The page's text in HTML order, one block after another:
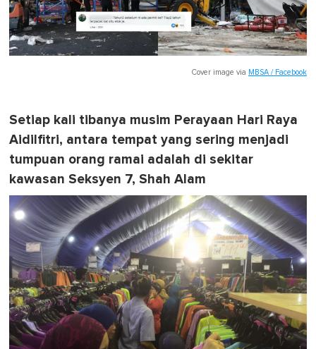
Cover image via MBSA / Facebook
Setiap kali tibanya musim Perayaan Hari Raya
Aidilfitri, antara tempat yang sering menjadi
tumpuan orang ramai adalah di sekitar
kawasan Seksyen 7, Shah Alam